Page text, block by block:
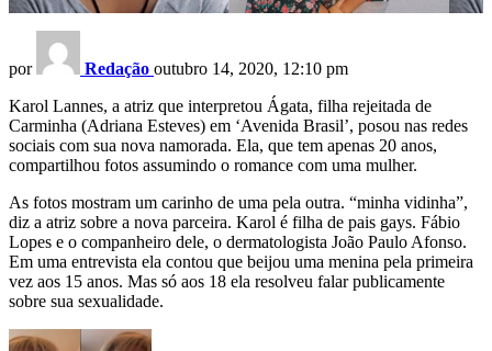
por Redação outubro 14, 2020, 12:10 pm
Karol Lannes, a atriz que interpretou Ágata, filha rejeitada de
Carminha (Adriana Esteves) em ‘Avenida Brasil’, posou nas redes
sociais com sua nova namorada. Ela, que tem apenas 20 anos,
compartilhou fotos assumindo o romance com uma mulher.
As fotos mostram um carinho de uma pela outra. “minha vidinha”,
diz a atriz sobre a nova parceira. Karol é filha de pais gays. Fábio
Lopes e o companheiro dele, o dermatologista João Paulo Afonso.
Em uma entrevista ela contou que beijou uma menina pela primeira
vez aos 15 anos. Mas só aos 18 ela resolveu falar publicamente
sobre sua sexualidade.